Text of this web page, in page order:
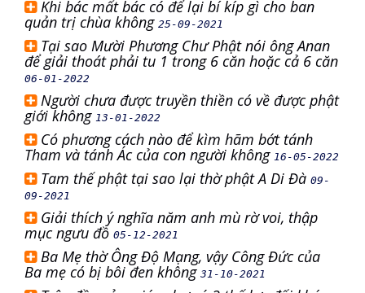
Khi bác mất bác có để lại bí kíp gì cho ban
quản trị chùa không 25-09-2021
Tại sao Mười Phương Chư Phật nói ông Anan
để giải thoát phải tu 1 trong 6 căn hoặc cả 6 căn
06-01-2022
Người chưa được truyền thiền có về được phật
giới không 13-01-2022
Có phương cách nào để kìm hãm bớt tánh
Tham và tánh Ác của con người không 16-05-2022
Tam thế phật tại sao lại thờ phật A Di Đà 09-
09-2021
Giải thích ý nghĩa năm anh mù rờ voi, thập
mục ngưu đồ 05-12-2021
Ba Mẹ thờ Ông Độ Mạng, vậy Công Đức của
Ba mẹ có bị bôi đen không 31-10-2021